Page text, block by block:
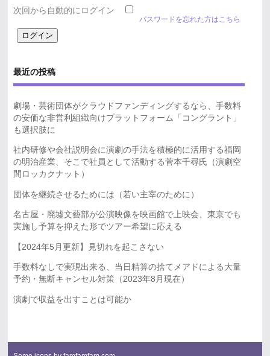
次回から自動的にログイン
パスワードを忘れた方はこちら
最近の投稿
劇場・芸術団体がクラウドファンディングするなら、手数料
の安価な非営利組織向けプラットフォーム「コングラント」
も選択肢に
社内研修や会社説明会に演劇の手法を積極的に活用する福岡
の明治産業、そこで社員として活動する菅本千尋氏（演劇空
間ロッカクナット）
団体を継続させるためには（若い主宰のために）
名古屋・廃墟文藝部が公演映像を映画館で上映会、東京でも
実施し予算を抑えた形でツアー希望に応える
【2024年5月更新】見切れを起こさない
手数料なしで実現出来る、当日精算の捨てメアドによる大量
予約・無断キャンセル対策（2023年8月現在）
演劇で収益を出すことは可能か